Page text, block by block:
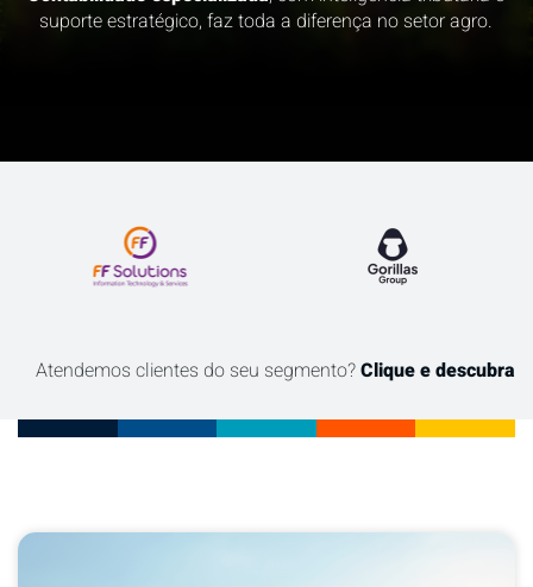
suporte estratégico, faz toda a diferença no setor agro.
Atendemos clientes do seu segmento?Clique e descubra